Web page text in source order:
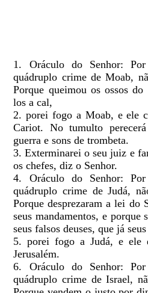
1. Oráculo do Senhor:
quádruplo crime de Moab,
Porque queimou os ossos
los a cal,
2. porei fogo a Moab, e ele
Cariot. No tumulto
guerra e sons de trombeta.
3. Exterminarei o seu juiz e
os chefes, diz o Senhor.
4. Oráculo do Senhor:
quádruplo crime de Judá,
Porque desprezaram a lei do
seus mandamentos, e porque
seus falsos deuses, que já
5. porei fogo a Judá, e ele
Jerusalém.
6. Oráculo do Senhor:
quádruplo crime de Israel,